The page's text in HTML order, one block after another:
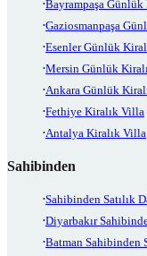
Bayrampaşa Günlük
Gaziosmanpaşa
Esenler Günlük
Mersin Günlük
Ankara Günlük
Fethiye Kiralık Villa
Antalya Kiralık Villa
Sahibinden
Sahibinden Satılık
Diyarbakır
Batman Sahibinden